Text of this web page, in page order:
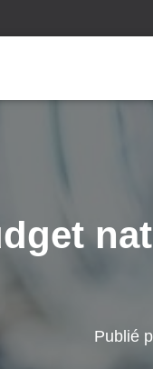
Publié